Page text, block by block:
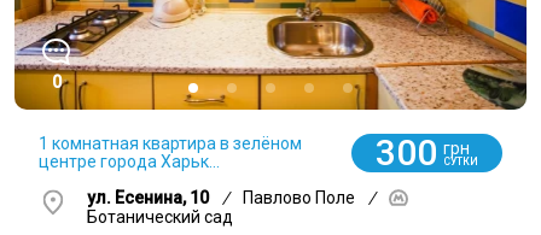
0
1 комнатная квартира в зелёном
центре города Харьк...
300 грн
СУТКИ
ул. Есенина, 10 / Павлово Поле
/
Ботанический сад